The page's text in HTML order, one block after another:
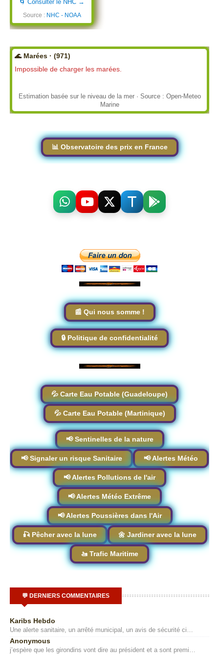
🌀 Consulter le NHC →
Source : NHC - NOAA
🌊 Marées · (971)
Impossible de charger les marées.
Estimation basée sur le niveau de la mer · Source : Open-Meteo
Marine
📊 Observatoire des prix en France
📰 Qui nous somme !
🔒 Politique de confidentialité
💦 Carte Eau Potable (Guadeloupe)
💦 Carte Eau Potable (Martinique)
📢 Sentinelles de la nature
📢 Signaler un risque Sanitaire 📢 Alertes Météo
📢 Alertes Pollutions de l'air
📢 Alertes Météo Extrême
📢 Alertes Poussières dans l'Air
🎣 Pêcher avec la lune 🌼 Jardiner avec la lune
🚤 Trafic Maritime
💬 DERNIERS COMMENTAIRES
Karibs Hebdo
Une alerte sanitaire, un arrêté municipal, un avis de sécurité ci…
Anonymous
j’espère que les girondins vont dire au président et a sont premi…